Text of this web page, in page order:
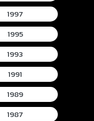
1997
1995
1993
1991
1989
1987